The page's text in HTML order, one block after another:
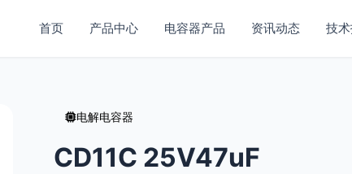
首页 产品中心 电容器产品 资讯动态 技
电解电容器
CD11C 25V47uF